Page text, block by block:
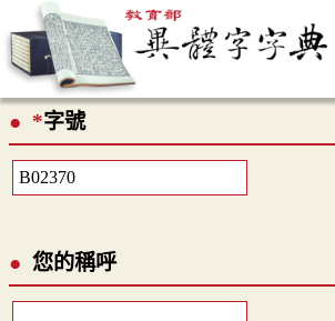
最新消息
*字號
您的稱呼